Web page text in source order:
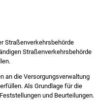
Straßenverkehrsbehörde
Straßenverkehrsbehörde
an die Versorgungsverwaltung
Als Grundlage für die
und Beurteilungen.